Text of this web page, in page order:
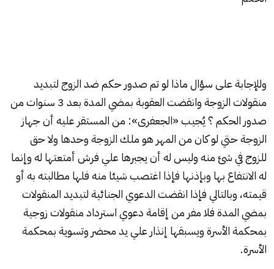
وللإجابة على سؤال ماذا لو تم صدور حكم ضد الزوج لتبديد
منقولات الزوجة وانقضت العقوبة بمضي المدة بعد 3 سنوات من
صدور الحكم ؟ يُجيب «الجعفرى»: من المستقر عليه أن جهاز
الزوجة حتي لو كان من المهر هو ملك الزوجة وحدها ولا حق
للزوج في شئ منه وليس له أن يجبرها علي فرش أمتعتها له وإنما
له الانتفاع بها وبإذنها فإذا اغتصب شيئا منه فلها مطالبته به أو
قيمته، وبالتالي فإذا انقضت الدعوي الجنائية لتبديد المنقولات
بمضي المدة فلا مفر من إقامة دعوي استرداد منقولات زوجية
بمحكمة الأسرة ويسبقها إنذار علي يد محضر وتسوية بمحكمة
الأسرة.